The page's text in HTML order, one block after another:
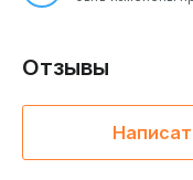
Отзывы